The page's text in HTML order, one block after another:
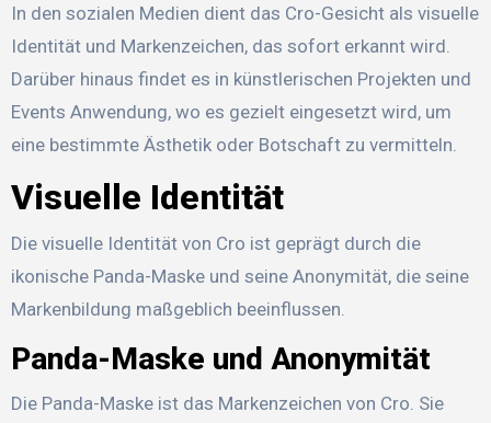
In den sozialen Medien dient das Cro-Gesicht als visuelle
Identität und Markenzeichen, das sofort erkannt wird.
Darüber hinaus findet es in künstlerischen Projekten und
Events Anwendung, wo es gezielt eingesetzt wird, um
eine bestimmte Ästhetik oder Botschaft zu vermitteln.
Visuelle Identität
Die visuelle Identität von Cro ist geprägt durch die
ikonische Panda-Maske und seine Anonymität, die seine
Markenbildung maßgeblich beeinflussen.
Panda-Maske und Anonymität
Die Panda-Maske ist das Markenzeichen von Cro. Sie